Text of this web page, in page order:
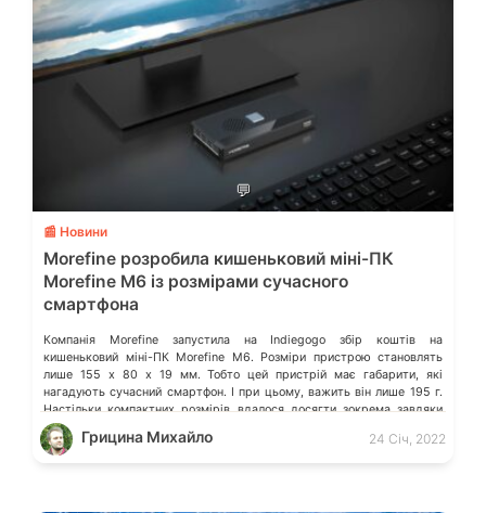
💬
📰 Новини
Morefine розробила кишеньковий міні-ПК
Morefine M6 із розмірами сучасного
смартфона
Компанія Morefine запустила на Indiegogo збір коштів на
кишеньковий міні-ПК Morefine M6. Розміри пристрою становлять
лише 155 х 80 х 19 мм. Тобто цей пристрій має габарити, які
нагадують сучасний смартфон. І при цьому, важить він лише 195 г.
Настільки компактних розмірів вдалося досягти зокрема завдяки
використанню процесора Intel Celeron N5105. Це сучасний 10-
нанометровий 4-ядерний […]
Грицина Михайло 24 Січ, 2022